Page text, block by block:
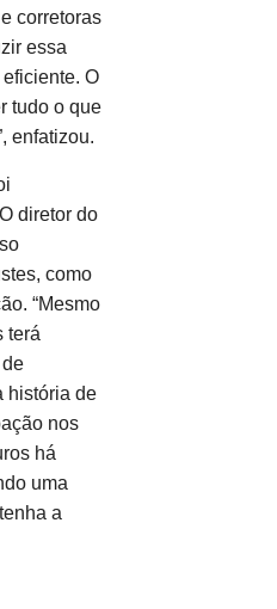
corretoras
essa
O
tudo o que
enfatizou.
diretor do
como
“Mesmo
terá
história de
nos
há
uma
a